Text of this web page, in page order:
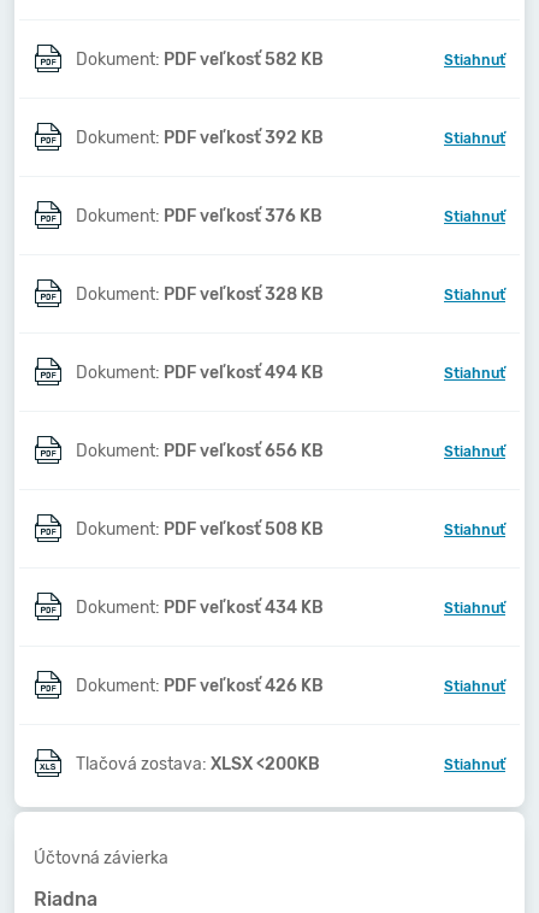
Dokument: PDF veľkosť 582 KB Stiahnuť
Dokument: PDF veľkosť 392 KB Stiahnuť
Dokument: PDF veľkosť 376 KB Stiahnuť
Dokument: PDF veľkosť 328 KB Stiahnuť
Dokument: PDF veľkosť 494 KB Stiahnuť
Dokument: PDF veľkosť 656 KB Stiahnuť
Dokument: PDF veľkosť 508 KB Stiahnuť
Dokument: PDF veľkosť 434 KB Stiahnuť
Dokument: PDF veľkosť 426 KB Stiahnuť
Tlačová zostava: XLSX <200KB Stiahnuť
Účtovná závierka
Riadna